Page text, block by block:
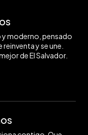
moderno, pensado
y se une.
de El Salvador.